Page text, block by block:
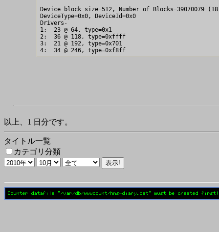
Device block size=512, Number of Blocks=39070079
DeviceType=0x0, DeviceId=0x0
Drivers-
1:  23 @ 64, type=0x1
2:  36 @ 118, type=0xffff
3:  21 @ 192, type=0x701
以上、1 日分です。
タイトル一覧
カテゴリ分類